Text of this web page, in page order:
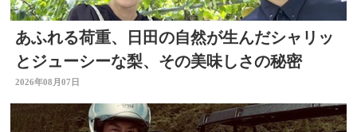
あふれる荷重、日田の自然が生んだシャリッ
とジューシーな梨、その美味しさの秘密
2026年08月07日